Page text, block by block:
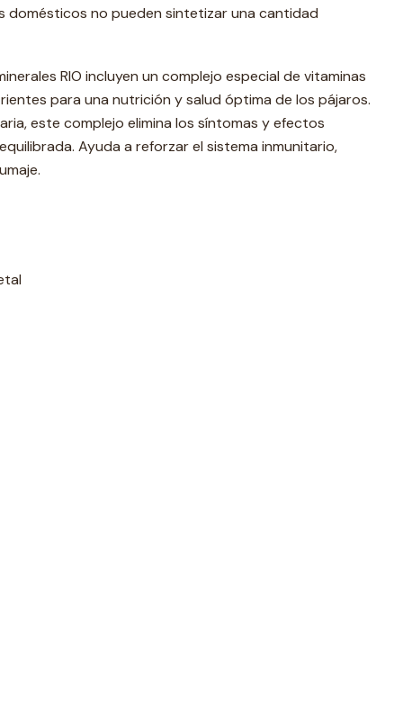
domésticos no pueden sintetizar una cantidad
RIO incluyen un complejo especial de vitaminas
para una nutrición y salud óptima de los pájaros.
este complejo elimina los síntomas y efectos
Ayuda a reforzar el sistema inmunitario,